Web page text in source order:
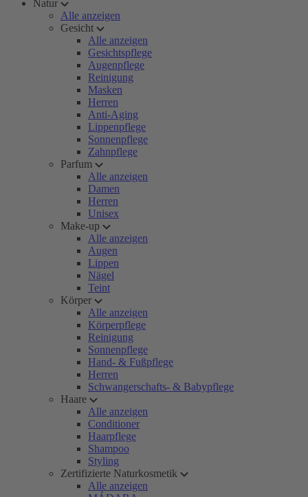
Natur
Alle anzeigen
Gesicht
Alle anzeigen
Gesichtspflege
Augenpflege
Reinigung
Masken
Herren
Anti-Aging
Lippenpflege
Sonnenpflege
Zahnpflege
Parfum
Alle anzeigen
Damen
Herren
Unisex
Make-up
Alle anzeigen
Augen
Lippen
Nägel
Teint
Körper
Alle anzeigen
Körperpflege
Reinigung
Sonnenpflege
Hand- & Fußpflege
Herren
Schwangerschafts- & Babypflege
Haare
Alle anzeigen
Conditioner
Haarpflege
Shampoo
Styling
Zertifizierte Naturkosmetik
Alle anzeigen